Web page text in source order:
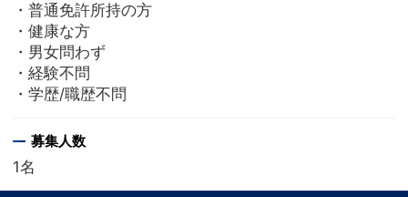
・普通免許所持の方
・健康な方
・男女問わず
・経験不問
・学歴/職歴不問
募集人数
1名